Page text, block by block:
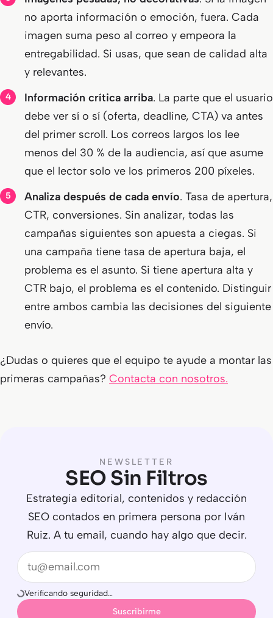
no aporta información o emoción, fuera. Cada
imagen suma peso al correo y empeora la
entregabilidad. Si usas, que sean de calidad alta
y relevantes.
Información crítica arriba. La parte que el usuario
debe ver sí o sí (oferta, deadline, CTA) va antes
del primer scroll. Los correos largos los lee
menos del 30 % de la audiencia, así que asume
que el lector solo ve los primeros 200 píxeles.
Analiza después de cada envío. Tasa de apertura,
CTR, conversiones. Sin analizar, todas las
campañas siguientes son apuesta a ciegas. Si
una campaña tiene tasa de apertura baja, el
problema es el asunto. Si tiene apertura alta y
CTR bajo, el problema es el contenido. Distinguir
entre ambos cambia las decisiones del siguiente
envío.
¿Dudas o quieres que el equipo te ayude a montar las
primeras campañas? Contacta con nosotros.
NEWSLETTER
SEO Sin Filtros
Estrategia editorial, contenidos y redacción
SEO contados en primera persona por Iván
Ruiz. A tu email, cuando hay algo que decir.
Email
Verificando seguridad…
Suscribirme